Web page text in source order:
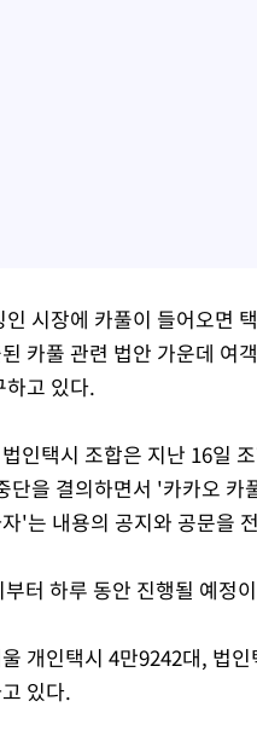
시장에 카풀이 들어오면
카풀 관련 법안 가운데 여
하고 있다.
인택시 조합은 지난 16일
단을 결의하면서 '카카오
'는 내용의 공지와 공문을
터 하루 동안 진행될 예정
개인택시 4만9242대, 법
있다.